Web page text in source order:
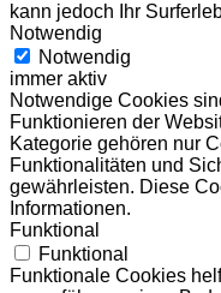
kann jedoch Ihr
Notwendig
Notwendig
immer aktiv
Notwendige Cookies
Funktionieren der
Kategorie gehören nur
Funktionalitäten und
gewährleisten. Diese
Informationen.
Funktional
Funktional
Funktionale Cookies